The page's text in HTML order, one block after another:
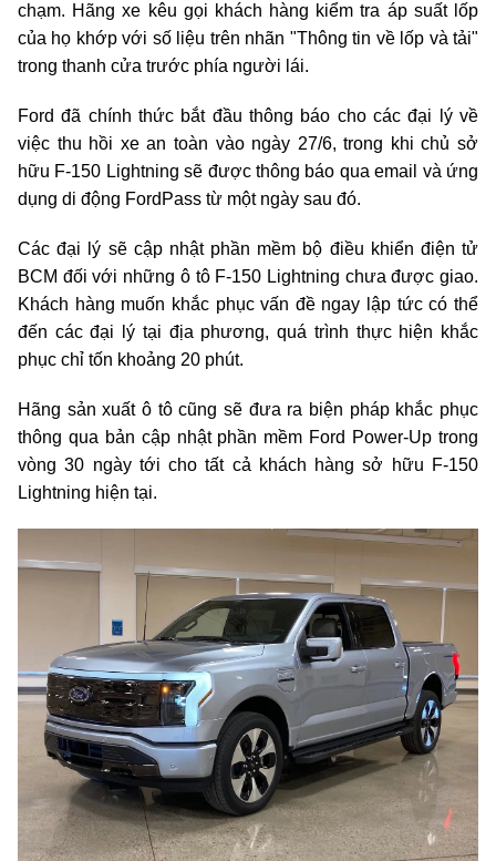
chạm. Hãng xe kêu gọi khách hàng kiểm tra áp suất lốp
của họ khớp với số liệu trên nhãn "Thông tin về lốp và tải"
trong thanh cửa trước phía người lái.
Ford đã chính thức bắt đầu thông báo cho các đại lý về
việc thu hồi xe an toàn vào ngày 27/6, trong khi chủ sở
hữu F-150 Lightning sẽ được thông báo qua email và ứng
dụng di động FordPass từ một ngày sau đó.
Các đại lý sẽ cập nhật phần mềm bộ điều khiển điện tử
BCM đối với những ô tô F-150 Lightning chưa được giao.
Khách hàng muốn khắc phục vấn đề ngay lập tức có thể
đến các đại lý tại địa phương, quá trình thực hiện khắc
phục chỉ tốn khoảng 20 phút.
Hãng sản xuất ô tô cũng sẽ đưa ra biện pháp khắc phục
thông qua bản cập nhật phần mềm Ford Power-Up trong
vòng 30 ngày tới cho tất cả khách hàng sở hữu F-150
Lightning hiện tại.